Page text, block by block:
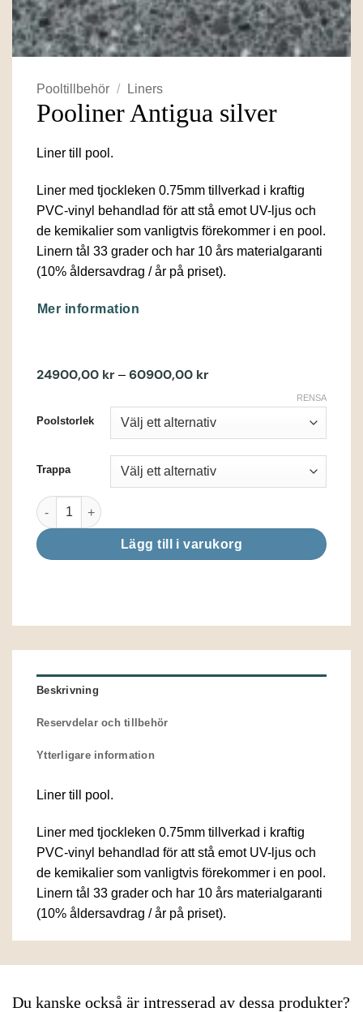
Pooltillbehör / Liners
Pooliner Antigua silver
Liner till pool.
Liner med tjockleken 0.75mm tillverkad i kraftig
PVC-vinyl behandlad för att stå emot UV-ljus och
de kemikalier som vanligtvis förekommer i en pool.
Linern tål 33 grader och har 10 års materialgaranti
(10% åldersavdrag / år på priset).
Mer information
24900,00 kr – 60900,00 krPrisintervall:
Poolstorlek
Trappa
RENSA
Pooliner Antigua silver mängd
Lägg till i varukorg
Beskrivning
Reservdelar och tillbehör
Ytterligare information
Liner till pool.
Liner med tjockleken 0.75mm tillverkad i kraftig
PVC-vinyl behandlad för att stå emot UV-ljus och
de kemikalier som vanligtvis förekommer i en pool.
Linern tål 33 grader och har 10 års materialgaranti
(10% åldersavdrag / år på priset).
Du kanske också är intresserad av dessa produkter?